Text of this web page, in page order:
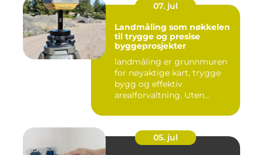
07. jul
Landmåling som nøkkelen
til trygge og presise
byggeprosjekter
landmåling er grunnmuren
for nøyaktige kart, trygge
bygg og effektiv
arealforvaltning. Uten
05. jul